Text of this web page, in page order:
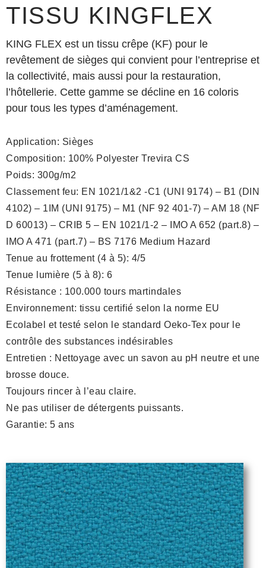
TISSU KINGFLEX
KING FLEX est un tissu crêpe (KF) pour le
revêtement de sièges qui convient pour l’entreprise et
la collectivité, mais aussi pour la restauration,
l’hôtellerie. Cette gamme se décline en 16 coloris
pour tous les types d’aménagement.
Application: Sièges
Composition: 100% Polyester Trevira CS
Poids: 300g/m2
Classement feu: EN 1021/1&2 -C1 (UNI 9174) – B1 (DIN
4102) – 1IM (UNI 9175) – M1 (NF 92 401-7) – AM 18 (NF
D 60013) – CRIB 5 – EN 1021/1-2 – IMO A 652 (part.8) –
IMO A 471 (part.7) – BS 7176 Medium Hazard
Tenue au frottement (4 à 5): 4/5
Tenue lumière (5 à 8): 6
Résistance : 100.000 tours martindales
Environnement: tissu certifié selon la norme EU
Ecolabel et testé selon le standard Oeko-Tex pour le
contrôle des substances indésirables
Entretien : Nettoyage avec un savon au pH neutre et une
brosse douce.
Toujours rincer à l’eau claire.
Ne pas utiliser de détergents puissants.
Garantie: 5 ans